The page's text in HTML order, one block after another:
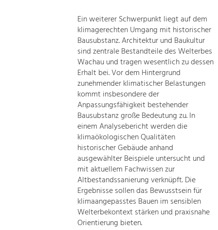
Ein weiterer Schwerpunkt liegt auf dem
klimagerechten Umgang mit historischer
Bausubstanz. Architektur und Baukultur
sind zentrale Bestandteile des Welterbes
Wachau und tragen wesentlich zu dessen
Erhalt bei. Vor dem Hintergrund
zunehmender klimatischer Belastungen
kommt insbesondere der
Anpassungsfähigkeit bestehender
Bausubstanz große Bedeutung zu. In
einem Analysebericht werden die
klimaökologischen Qualitäten
historischer Gebäude anhand
ausgewählter Beispiele untersucht und
mit aktuellem Fachwissen zur
Altbestandssanierung verknüpft. Die
Ergebnisse sollen das Bewusstsein für
klimaangepasstes Bauen im sensiblen
Welterbekontext stärken und praxisnahe
Orientierung bieten.